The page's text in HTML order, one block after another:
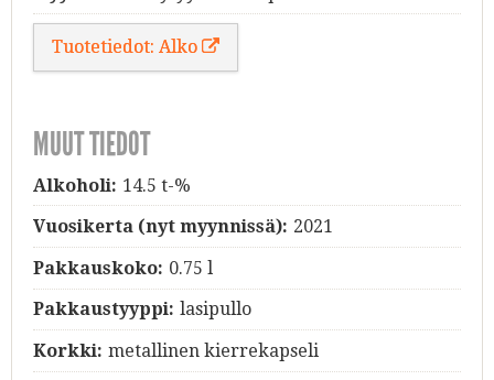
Tuotetiedot: Alko
MUUT TIEDOT
Alkoholi: 14.5 t-%
Vuosikerta (nyt myynnissä): 2021
Pakkauskoko: 0.75 l
Pakkaustyyppi: lasipullo
Korkki: metallinen kierrekapseli